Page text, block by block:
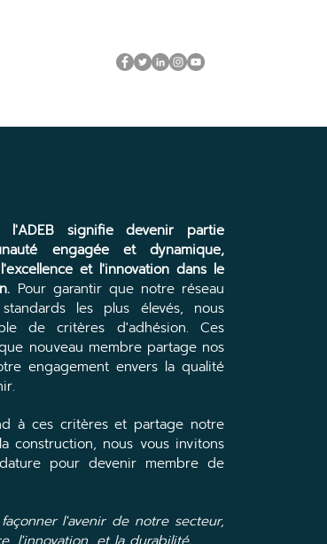
signifie devenir partie
engagée et dynamique,
et l'innovation dans le
Pour garantir que notre réseau
les plus élevés, nous
de critères d'adhésion. Ces
nouveau membre partage nos
engagement envers la qualité
à ces critères et partage notre
construction, nous vous invitons
pour devenir membre de
l'avenir de notre secteur,